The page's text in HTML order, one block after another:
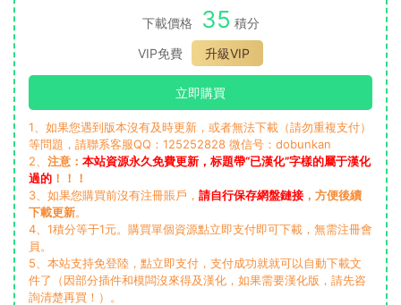
下載價格 35 積分
VIP免費
升級VIP
立即購買
1、如果您遇到版本沒有及時更新，或者無法下載（請勿重複支付）
等問題，請聯系客服QQ：125252828 微信号：dobunkan
2、 注意： 本站資源永久免費更新，标題帶“已漢化”字樣的屬于漢化
過的 ！！！
3、如果您購買前沒有注冊賬戶， 請自行保存網盤鏈接 ，方便後續
下載更新。
4、1積分等于1元。購買單個資源點立即支付即可下載，無需注冊會
員。
5、本站支持免登陸，點立即支付，支付成功就就可以自動下載文
件了（因部分插件和模闆沒來得及漢化，如果需要漢化版，請先咨
詢清楚再買！）。